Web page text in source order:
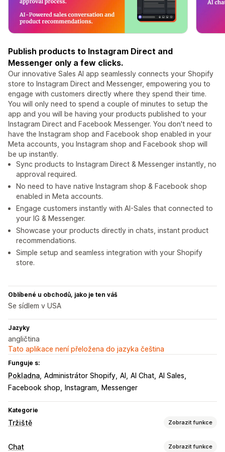
Publish products to Instagram Direct and
Messenger only a few clicks.
Our innovative Sales AI app seamlessly connects your Shopify
store to Instagram Direct and Messenger, empowering you to
engage with customers directly where they spend their time.
You will only need to spend a couple of minutes to setup the
app and you will be having your products published to your
Instagram Direct and Facebook Messenger. You don't need to
have the Instagram shop and Facebook shop enabled in your
Meta accounts, you Instagram shop and Facebook shop will
be up instantly.
Sync products to Instagram Direct & Messenger instantly, no
approval required.
No need to have native Instagram shop & Facebook shop
enabled in Meta accounts.
Engage customers instantly with AI-Sales that connected to
your IG & Messenger.
Showcase your products directly in chats, instant product
recommendations.
Simple setup and seamless integration with your Shopify
store.
Oblíbené u obchodů, jako je ten váš
Se sídlem v USA
Jazyky
angličtina
Tato aplikace není přeložena do jazyka čeština
Funguje s:
Pokladna Administrátor Shopify AI AI Chat AI Sales
Facebook shop
Instagram Messenger
Kategorie
Tržiště Zobrazit funkce
Správa listingů
Chat Zobrazit funkce